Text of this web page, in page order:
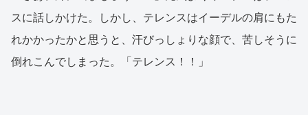
スに話しかけた。しかし、テレンスはイーデルの肩にもた
れかかったかと思うと、汗びっしょりな顔で、苦しそうに
倒れこんでしまった。「テレンス！！」